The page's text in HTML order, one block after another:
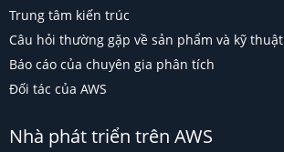
Trung tâm kiến trúc
Câu hỏi thường gặp về sản phẩm và kỹ thuật
Báo cáo của chuyên gia phân tích
Đối tác của AWS
Nhà phát triển trên AWS